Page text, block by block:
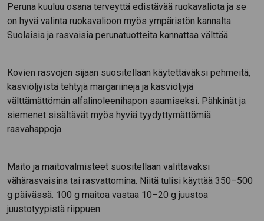
Peruna kuuluu osana terveyttä edistävää ruokavaliota ja se
on hyvä valinta ruokavalioon myös ympäristön kannalta.
Suolaisia ja rasvaisia perunatuotteita kannattaa välttää.
Kovien rasvojen sijaan suositellaan käytettäväksi pehmeitä,
kasviöljyistä tehtyjä margariineja ja kasviöljyjä
välttämättömän alfalinoleenihapon saamiseksi. Pähkinät ja
siemenet sisältävät myös hyviä tyydyttymättömiä
rasvahappoja.
Maito ja maitovalmisteet suositellaan valittavaksi
vähärasvaisina tai rasvattomina. Niitä tulisi käyttää 350–500
g päivässä. 100 g maitoa vastaa 10–20 g juustoa
juustotyypistä riippuen.